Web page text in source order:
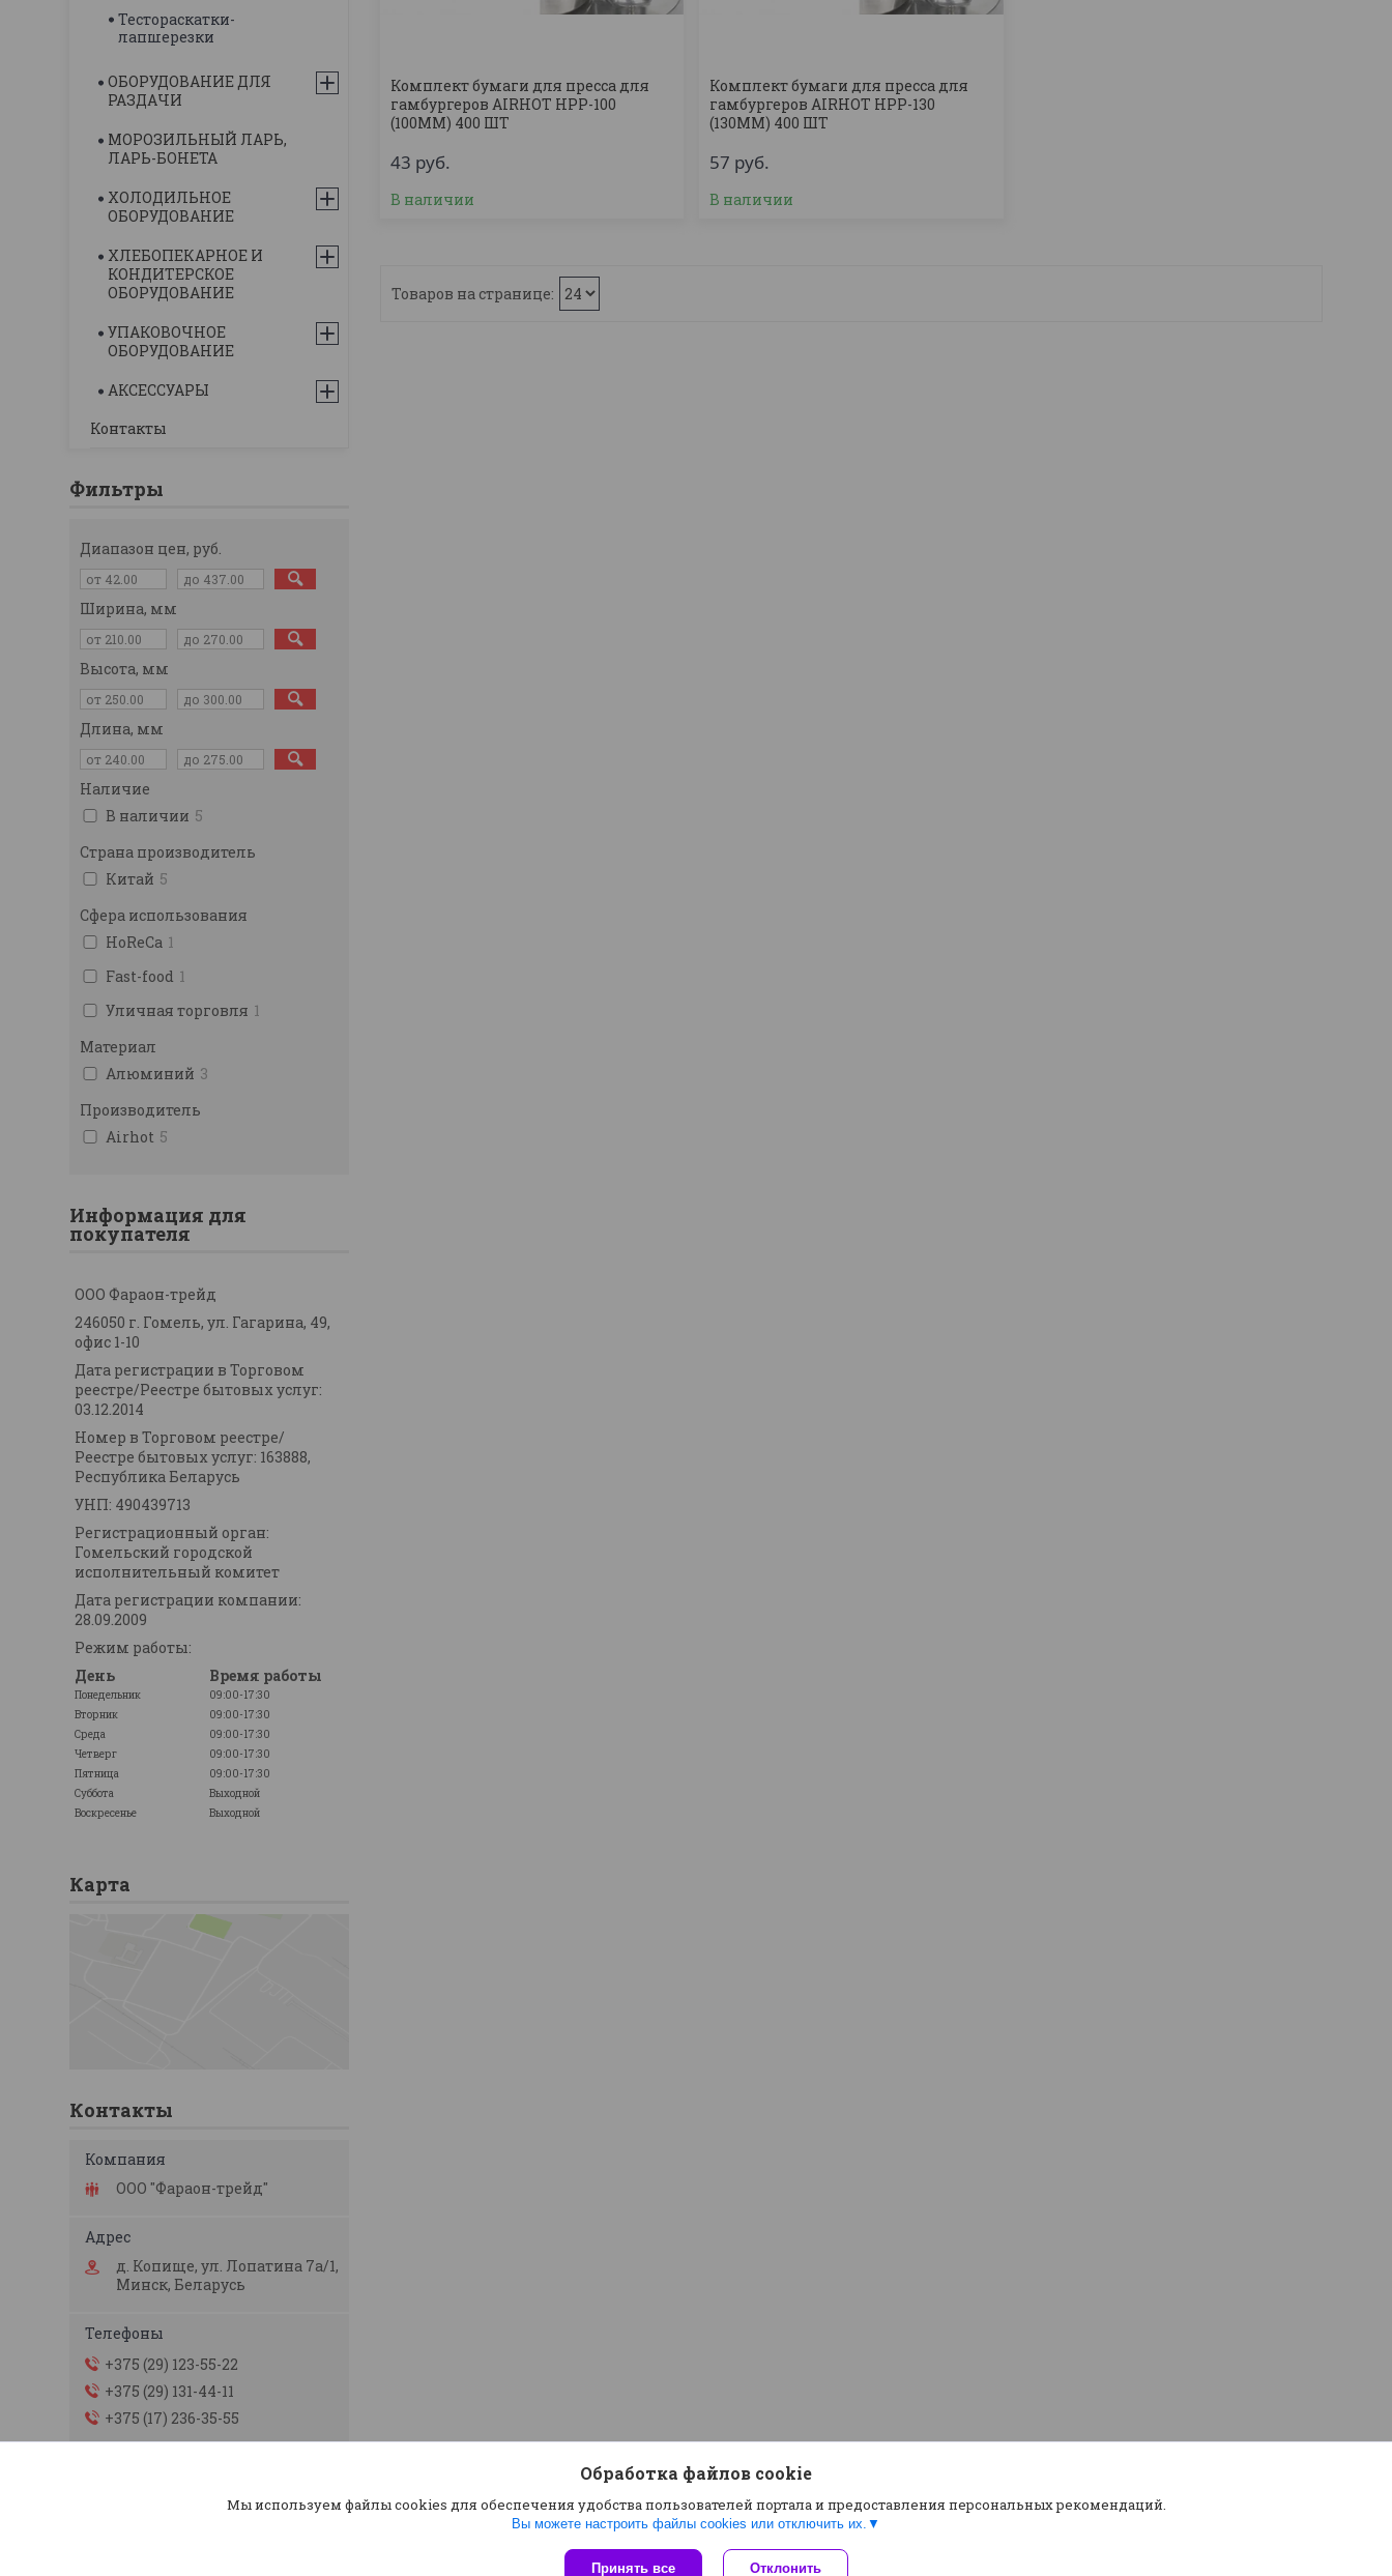
Комплект бумаги для пресса для
гамбургеров AIRHOT HPP-100
(100ММ) 400 ШТ
43 руб.
В наличии
Комплект бумаги для пресса для
гамбургеров AIRHOT HPP-130
(130ММ) 400 ШТ
57 руб.
В наличии
Тестораскатки-
лапшерезки
ОБОРУДОВАНИЕ ДЛЯ
РАЗДАЧИ
МОРОЗИЛЬНЫЙ ЛАРЬ,
ЛАРЬ-БОНЕТА
ХОЛОДИЛЬНОЕ
ОБОРУДОВАНИЕ
ХЛЕБОПЕКАРНОЕ И
КОНДИТЕРСКОЕ
ОБОРУДОВАНИЕ
УПАКОВОЧНОЕ
ОБОРУДОВАНИЕ
АКСЕССУАРЫ
Контакты
Фильтры
Диапазон цен, руб.
Ширина, мм
Высота, мм
Длина, мм
Наличие
В наличии 5
Страна производитель
Китай 5
Сфера использования
HoReCa 1
Fast-food 1
Уличная торговля 1
Материал
Алюминий 3
Производитель
Airhot 5
Информация для
покупателя
ООО Фараон-трейд
246050 г. Гомель, ул. Гагарина, 49,
офис 1-10
Дата регистрации в Торговом
реестре/Реестре бытовых услуг:
03.12.2014
Номер в Торговом реестре/
Реестре бытовых услуг: 163888,
Республика Беларусь
УНП: 490439713
Регистрационный орган:
Гомельский городской
исполнительный комитет
Дата регистрации компании:
28.09.2009
Режим работы:
День
Время работы
Понедельник
09:00-17:30
Вторник
09:00-17:30
Среда
09:00-17:30
Четверг
09:00-17:30
Пятница
09:00-17:30
Суббота
Выходной
Воскресенье
Выходной
Карта
Контакты
ООО "Фараон-трейд"
д. Копище, ул. Лопатина 7а/1,
Минск, Беларусь
+375 (29) 123-55-22
+375 (29) 131-44-11
+375 (17) 236-35-55
Сайт создан на платформе Deal.by
Обработка файлов cookie
Мы используем файлы cookies для обеспечения удобства пользователей портала и предоставления персональных рекомендаций.
Вы можете настроить файлы cookies или отключить их.
Принять все Отклонить